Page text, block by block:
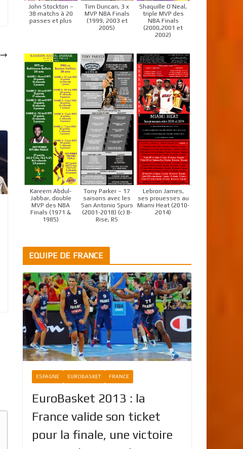
John Stockton –
38 matchs à 20
passes et plus
Tim Duncan, 3 x
MVP NBA Finals
(1999, 2003 et
2005)
Shaquille O’Neal,
triple MVP des
NBA Finals
(2000,2001 et
2002)
Kareem Abdul-
Jabbar, double
MVP des NBA
Finals (1971 &
1985)
Tony Parker – 17
saisons avec les
San Antonio Spurs
(2001-2018) (c) B-
Rise, RS
Lebron James,
ses prouesses au
Miami Heat (2010-
2014)
EQUIPE DE FRANCE
ESPAGNE EUROBASKET FRANCE
EuroBasket 2013 : la
France valide son ticket
pour la finale, une victoire